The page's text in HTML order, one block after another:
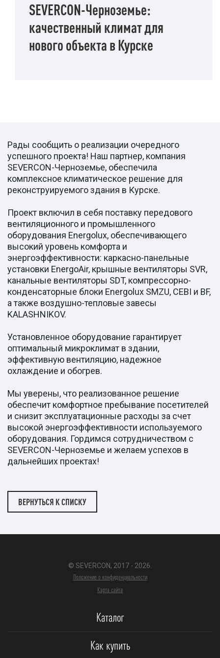
SEVERCON-Черноземье:
качественный климат для
нового объекта в Курске
Рады сообщить о реализации очередного
успешного проекта! Наш партнер, компания
SEVERCON-Черноземье, обеспечила
комплексное климатическое решение для
реконструируемого здания в Курске.
Проект включил в себя поставку передового
вентиляционного и промышленного
оборудования Energolux, обеспечивающего
высокий уровень комфорта и
энергоэффективности: каркасно-панельные
установки EnergoAir, крышные вентиляторы SVR,
канальные вентиляторы SDT, компрессорно-
конденсаторные блоки Energolux SMZU, CEBI и BF,
а также воздушно-тепловые завесы
KALASHNIKOV.
Установленное оборудование гарантирует
оптимальный микроклимат в здании,
эффективную вентиляцию, надежное
охлаждение и обогрев.
Мы уверены, что реализованное решение
обеспечит комфортное пребывание посетителей
и снизит эксплуатационные расходы за счет
высокой энергоэффективности используемого
оборудования. Гордимся сотрудничеством с
SEVERCON-Черноземье и желаем успехов в
дальнейших проектах!
ВЕРНУТЬСЯ К СПИСКУ
© SEVERCON, 2017 - 2026.
Положение о конфиденциальности
Карта сайта
Каталог
Как купить